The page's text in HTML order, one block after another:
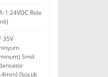
1 24VDC Röle
35V
Smd
(küçük